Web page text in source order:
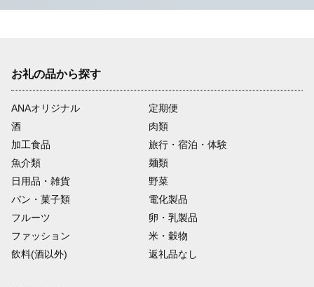
お礼の品から探す
ANAオリジナル
定期便
酒
肉類
加工食品
旅行・宿泊・体験
魚介類
麺類
日用品・雑貨
野菜
パン・菓子類
電化製品
フルーツ
卵・乳製品
ファッション
米・穀物
飲料(酒以外)
返礼品なし